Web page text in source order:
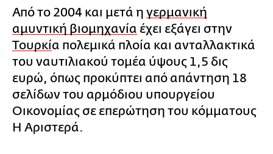
Από το 2004 και μετά η γερμανική
αμυντική βιομηχανία έχει εξάγει στην
Τουρκία πολεμικά πλοία και ανταλλακτικά
του ναυτιλιακού τομέα ύψους 1,5 δις
ευρώ, όπως προκύπτει από απάντηση 18
σελίδων του αρμόδιου υπουργείου
Οικονομίας σε επερώτηση του κόμματους
Η Αριστερά.